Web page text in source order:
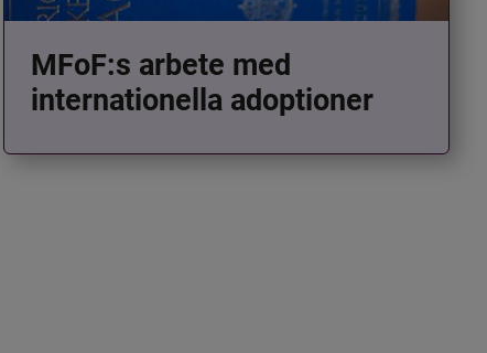
MFoF:s arbete med
internationella adoptioner